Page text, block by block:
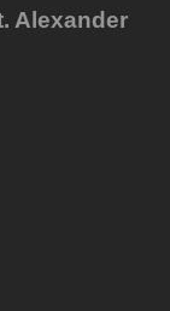
Alexander